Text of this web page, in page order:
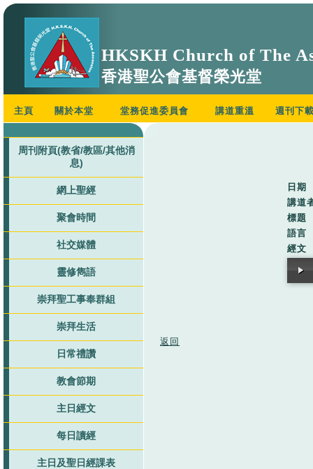
HKSKH Church of The
香港聖公會基督榮光堂
主頁 關於本堂 堂務促進委員會 講道重溫 週刊下
周刊附頁(教省/教區/其他消
息)
網上聖經
聚會時間
社交媒體
靈修雋語
崇拜聖工事奉群組
崇拜生活
日常禮讚
教會節期
主日經文
每日讀經
主日及聖日經課表
日期
講道
標題
語言
經文
返回